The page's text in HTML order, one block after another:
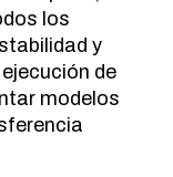
los
y
de
modelos